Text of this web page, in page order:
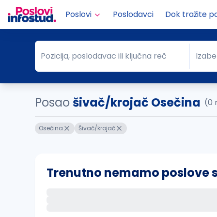
Poslovi Poslodavci Dok tražite
Pozicija, poslodavac ili ključna reč
Pozicija, poslodavac ili ključna reč Grad
Posao šivač/krojač Osečina (0
Osečina Šivač/krojač
Trenutno nemamo poslove